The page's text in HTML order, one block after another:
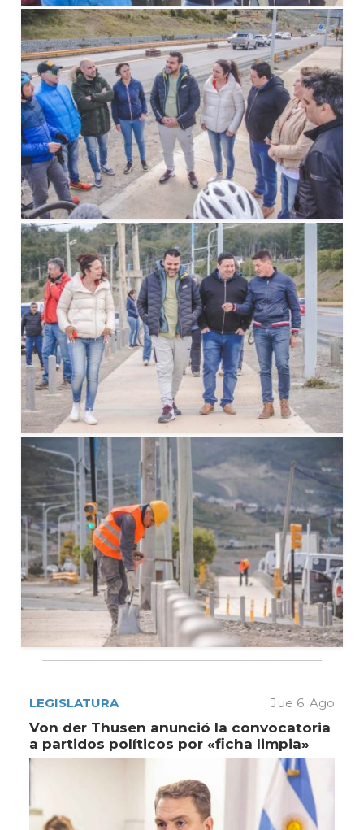
LEGISLATURA Jue 6. Ago
Von der Thusen anunció la convocatoria
a partidos políticos por «ficha limpia»